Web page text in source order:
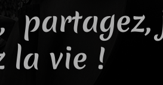
partagez,
la vie !